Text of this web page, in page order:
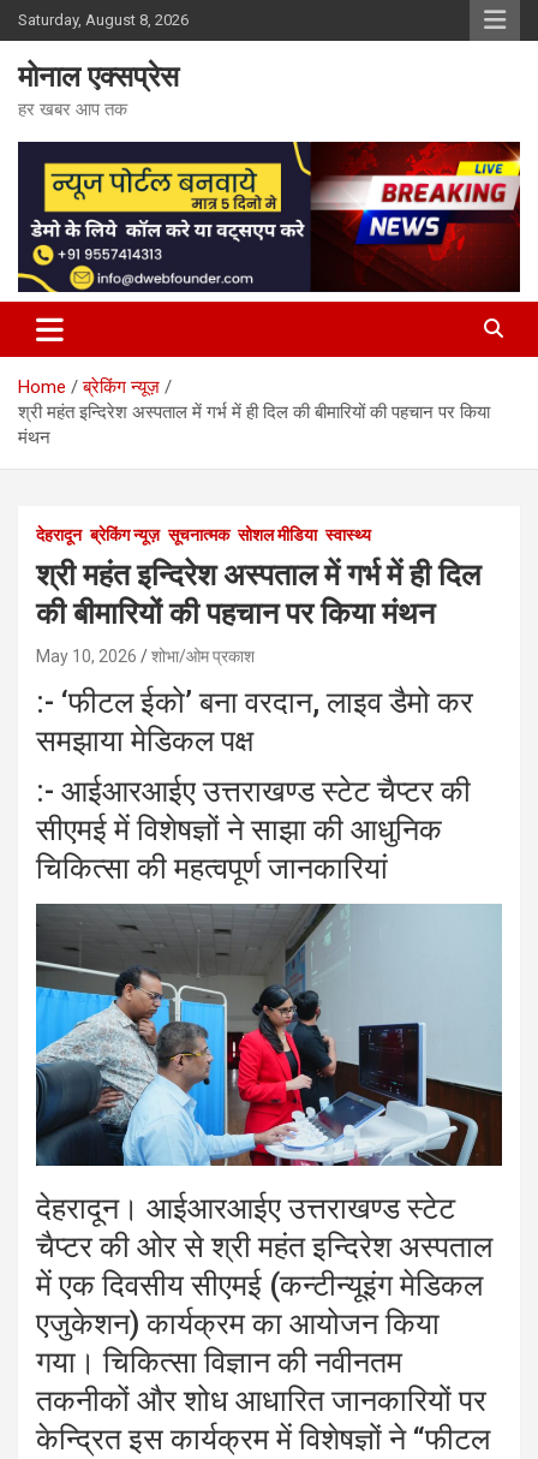
Skip
to
content
Saturday, August 8, 2026
मोनाल एक्सप्रेस
हर खबर आप तक
Home
ब्रेकिंग न्यूज़
श्री महंत इन्दिरेश अस्पताल में गर्भ में ही दिल की बीमारियों की पहचान पर किया
मंथन
देहरादून ब्रेकिंग न्यूज़ सूचनात्मक सोशल मीडिया स्वास्थ्य
श्री महंत इन्दिरेश अस्पताल में गर्भ में ही दिल
की बीमारियों की पहचान पर किया मंथन
May 10, 2026 शोभा/ओम प्रकाश
:- ‘फीटल ईको’ बना वरदान, लाइव डैमो कर
समझाया मेडिकल पक्ष
:- आईआरआईए उत्तराखण्ड स्टेट चैप्टर की
सीएमई में विशेषज्ञों ने साझा की आधुनिक
चिकित्सा की महत्वपूर्ण जानकारियां
देहरादून। आईआरआईए उत्तराखण्ड स्टेट
चैप्टर की ओर से श्री महंत इन्दिरेश अस्पताल
में एक दिवसीय सीएमई (कन्टीन्यूइंग मेडिकल
एजुकेशन) कार्यक्रम का आयोजन किया
गया। चिकित्सा विज्ञान की नवीनतम
तकनीकों और शोध आधारित जानकारियों पर
केन्द्रित इस कार्यक्रम में विशेषज्ञों ने “फीटल